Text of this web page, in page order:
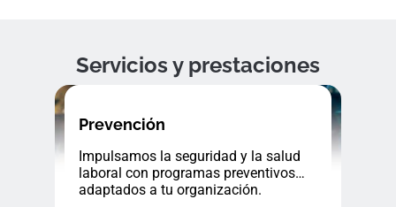
Servicios y prestaciones
Prevención
Impulsamos la seguridad y la salud
laboral con programas preventivos
adaptados a tu organización.